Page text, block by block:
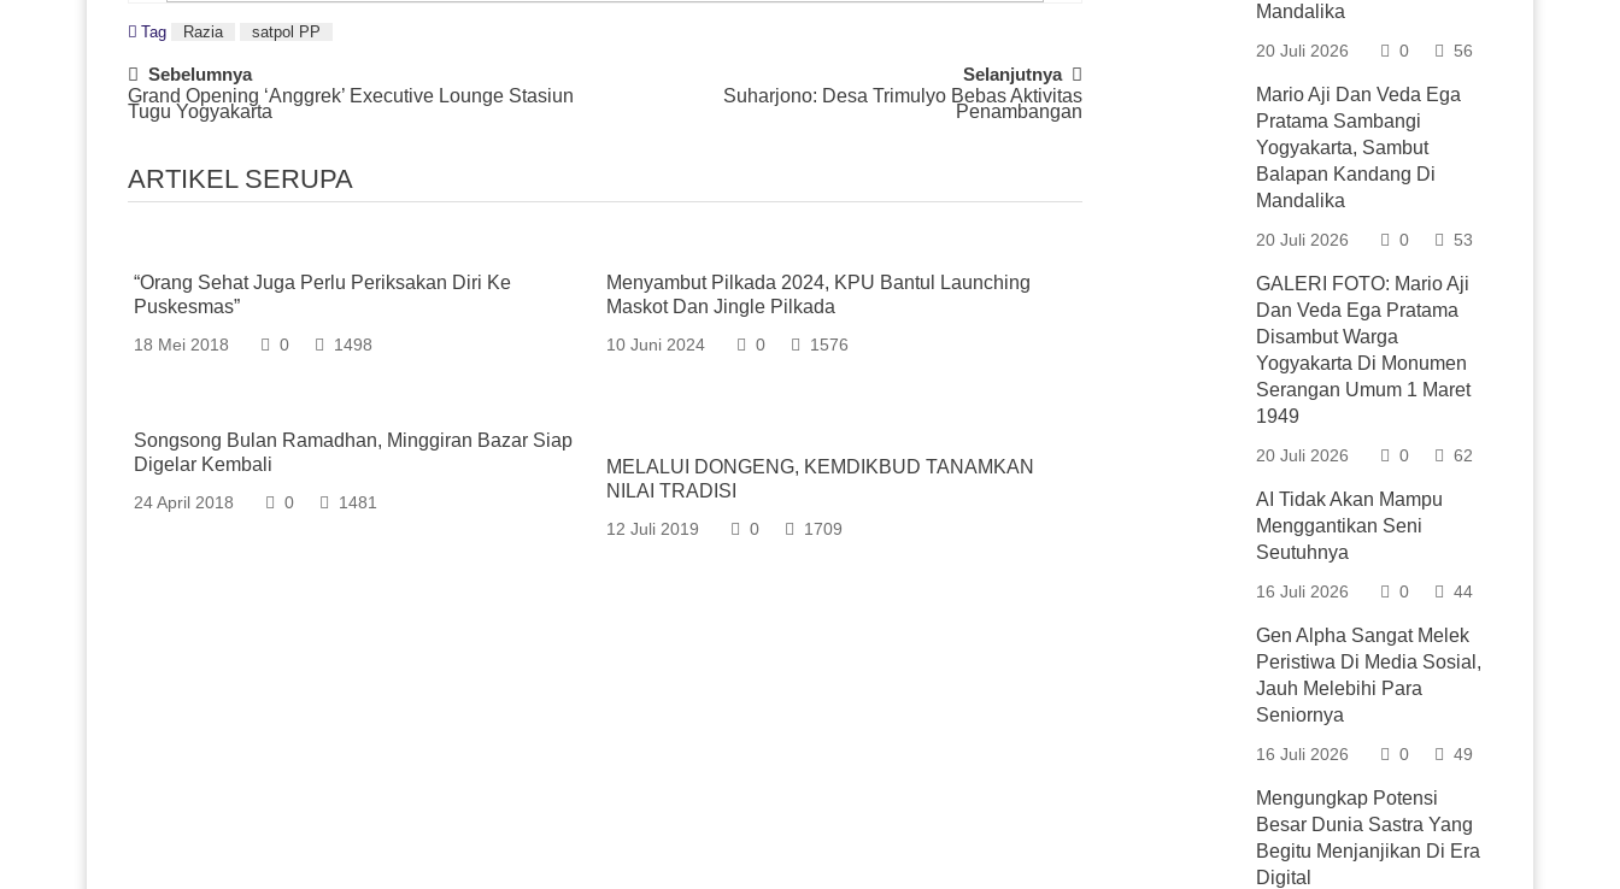
Tag Razia satpol PP
Post
Navigation
Sebelumnya
Grand Opening ‘Anggrek’ Executive Lounge Stasiun
Tugu Yogyakarta
Selanjutnya
Suharjono: Desa Trimulyo Bebas Aktivitas
Penambangan
ARTIKEL SERUPA
“Orang Sehat Juga Perlu Periksakan Diri Ke
Puskesmas”
18 Mei 2018 0 1498
Menyambut Pilkada 2024, KPU Bantul Launching
Maskot Dan Jingle Pilkada
10 Juni 2024 0 1576
Songsong Bulan Ramadhan, Minggiran Bazar Siap
Digelar Kembali
24 April 2018 0 1481
MELALUI DONGENG, KEMDIKBUD TANAMKAN
NILAI TRADISI
12 Juli 2019 0 1709
Mandalika
20 Juli 2026 0 56
Mario Aji Dan Veda Ega
Pratama Sambangi
Yogyakarta, Sambut
Balapan Kandang Di
Mandalika
20 Juli 2026 0 53
GALERI FOTO: Mario Aji
Dan Veda Ega Pratama
Disambut Warga
Yogyakarta Di Monumen
Serangan Umum 1 Maret
1949
20 Juli 2026 0 62
AI Tidak Akan Mampu
Menggantikan Seni
Seutuhnya
16 Juli 2026 0 44
Gen Alpha Sangat Melek
Peristiwa Di Media Sosial,
Jauh Melebihi Para
Seniornya
16 Juli 2026 0 49
Mengungkap Potensi
Besar Dunia Sastra Yang
Begitu Menjanjikan Di Era
Digital